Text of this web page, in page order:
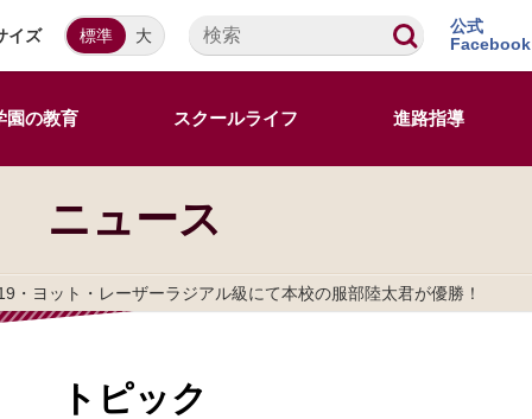
イズ 標準 大
公式
Facebook
園の教育 スクールライフ 進路指導
ニュース
・ヨット・レーザーラジアル級にて本校の服部陸太君が優勝！
トピック